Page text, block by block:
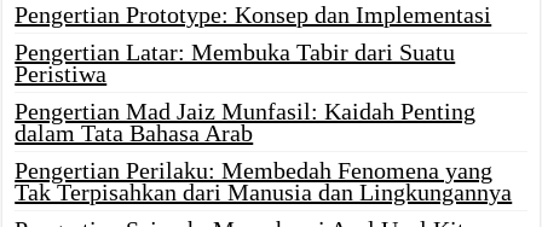
Pengertian Prototype: Konsep dan Implementasi
Pengertian Latar: Membuka Tabir dari Suatu
Peristiwa
Pengertian Mad Jaiz Munfasil: Kaidah Penting
dalam Tata Bahasa Arab
Pengertian Perilaku: Membedah Fenomena yang
Tak Terpisahkan dari Manusia dan Lingkungannya